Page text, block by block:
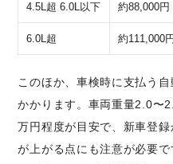
4.5L超 6.0L以下 約88,000円
6.0L超 約111,000円
このほか、車検時に支払う
かかります。車両重量2.0〜
万円程度が目安で、新車登
が上がる点にも注意が必要